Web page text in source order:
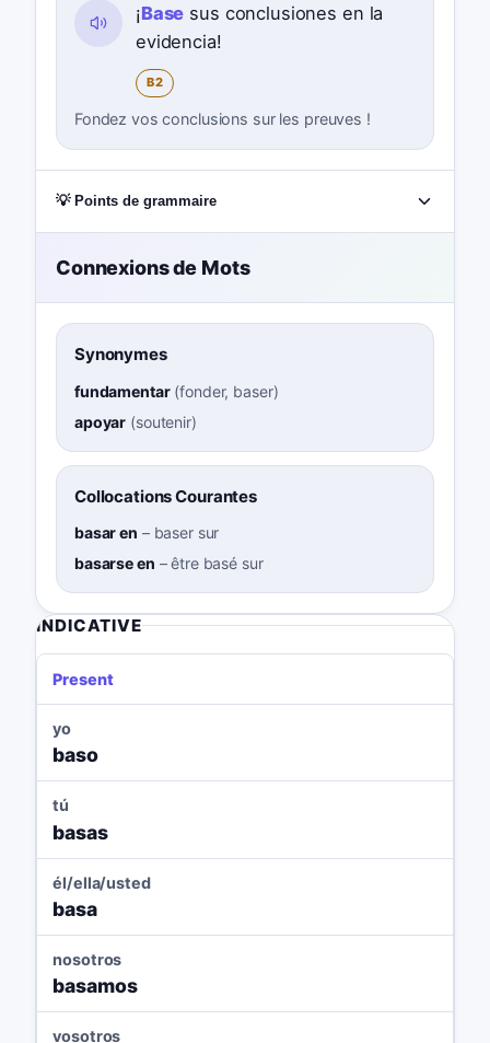
¡Base sus conclusiones en la
evidencia!
B2
Fondez vos conclusions sur les preuves !
💡 Points de grammaire
Connexions de Mots
Synonymes
fundamentar(fonder, baser)
apoyar (soutenir)
Collocations Courantes
basar en – baser sur
basarse en –être basé sur
INDICATIVE
Present
yo
baso
tú
basas
él/ella/usted
basa
nosotros
basamos
vosotros